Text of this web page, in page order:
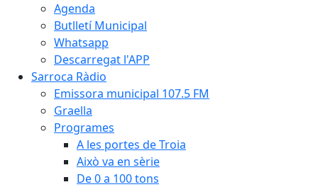
Agenda
Butlletí Municipal
Whatsapp
Descarregat l'APP
Sarroca Ràdio
Emissora municipal 107.5 FM
Graella
Programes
A les portes de Troia
Això va en sèrie
De 0 a 100 tons